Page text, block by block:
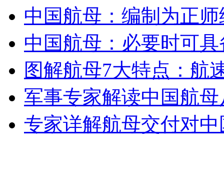
走！跟着总书记去植树
消防员救轻生者 花炮节热闹非凡 减压"枕头大战"
纽约上演“枕头大战”
中国航母：编制为正
中国航母：必要时可
图解航母7大特点：航
军事专家解读中国航
专家详解航母交付对